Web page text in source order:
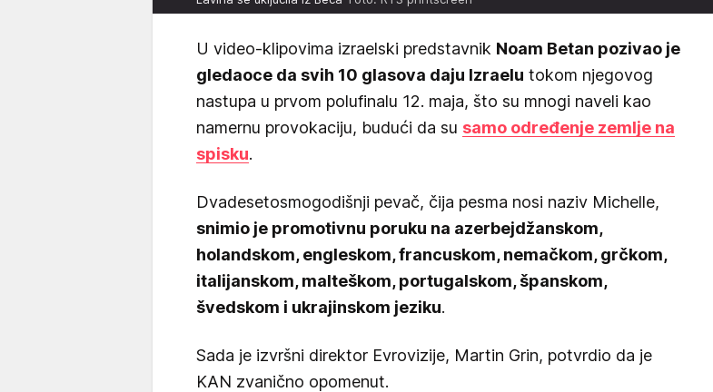
U video-klipovima izraelski predstavnik Noam Betan pozivao je
gledaoce da svih 10 glasova daju Izraelu tokom njegovog
nastupa u prvom polufinalu 12. maja, što su mnogi naveli kao
namernu provokaciju, budući da su samo određenje zemlje na
spisku.
Dvadesetosmogodišnji pevač, čija pesma nosi naziv Michelle,
snimio je promotivnu poruku na azerbejdžanskom,
holandskom, engleskom, francuskom, nemačkom, grčkom,
italijanskom, malteškom, portugalskom, španskom,
švedskom i ukrajinskom jeziku.
Sada je izvršni direktor Evrovizije, Martin Grin, potvrdio da je
KAN zvanično opomenut.